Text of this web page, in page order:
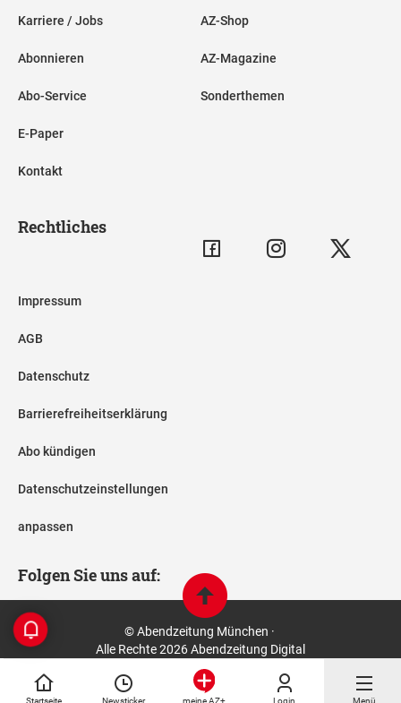
Startseite Newsticker meine AZ+ Login Menü
Karriere / Jobs
Abonnieren
Abo-Service
E-Paper
Kontakt
AZ-Shop
AZ-Magazine
Sonderthemen
Rechtliches
Impressum
AGB
Datenschutz
Barrierefreiheitserklärung
Abo kündigen
Datenschutzeinstellungen
anpassen
Folgen Sie uns auf:
© Abendzeitung München ·
Alle Rechte 2026 Abendzeitung Digital